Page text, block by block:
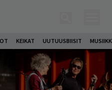
KEIKAT UUTUUSBIISIT